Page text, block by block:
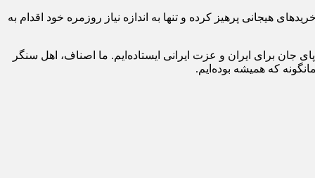
هیجانی پرهیز کرده و تنها به اندازه نیاز روزمره خود اقدام به
جان برای ایران و عزت ایرانی ایستاده‌ایم. ما اصناف، اهل سنگر
که همیشه بوده‌ایم.